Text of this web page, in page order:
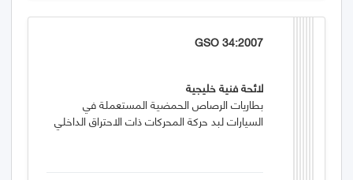
GSO 34:2007
لائحة فنية خليجية
بطاريات الرصاص الحمضية المستعملة في
السيارات لبد حركة المحركات ذات الاحتراق الداخلي